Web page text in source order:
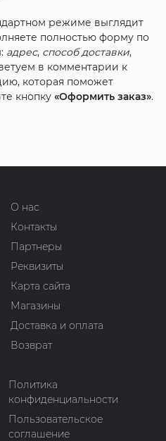
режиме выглядит
полностью форму по
адрес, способ доставки,
в комментарии к
которая поможет
кнопку «Оформить заказ».
О нас
Контакты
Партнеры
Реквизиты
Карта сайта
Магазины
Доставка и оплата
Возврат
Политика
конфиденциальности
Пользовательское
соглашение